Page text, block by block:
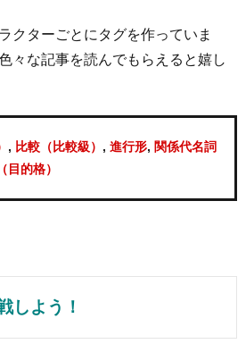
クターごとにタグを作っていま
々な記事を読んでもらえると嬉し
, 比較（比較級） , 進行形, 関係代名詞
目的格）
しよう！